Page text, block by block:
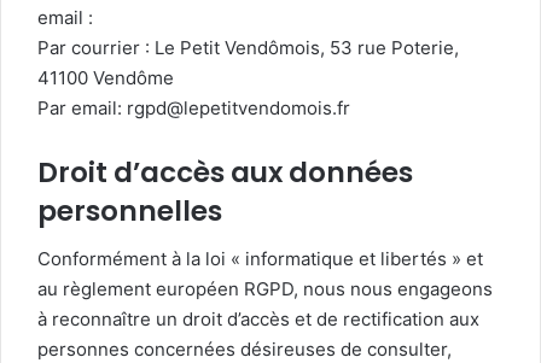
email :
Par courrier : Le Petit Vendômois, 53 rue Poterie,
41100 Vendôme
Par email: rgpd@lepetitvendomois.fr
Droit d’accès aux données
personnelles
Conformément à la loi « informatique et libertés » et
au règlement européen RGPD, nous nous engageons
à reconnaître un droit d’accès et de rectification aux
personnes concernées désireuses de consulter,